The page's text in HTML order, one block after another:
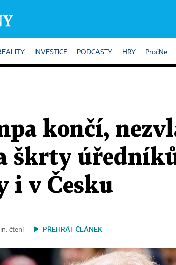
INVESTICE PODCASTY HRY PročNe
končí,
škrty
i v Česku
čtení
PŘEHRÁT ČLÁNEK